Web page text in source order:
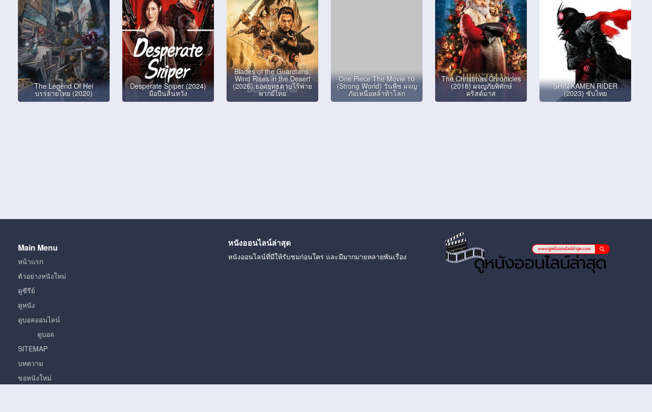
The Legend Of Hei
บรรยายไทย (2020)
Desperate Sniper (2024)
มือปืนสิ้นหวัง
Blades of the Guardians:
Wind Rises in the Desert
(2026) ยอดยุทธดาบไร้พ่าย
พากย์ไทย
One Piece The Movie 10
(Strong World) วันพีช ผจญ
ภัยเหนือหล้าท้าโลก
The Christmas Chronicles
(2018) ผจญภัยพิทักษ์
คริสต์มาส
SHIN KAMEN RIDER
(2023) ซับไทย
Main Menu
หน้าแรก
ตัวอย่างหนังใหม่
ดูซีรีย์
ดูหนัง
ดูบอลออนไลน์
ดูบอล
SITEMAP
บทความ
ขอหนังใหม่
หนังออนไลน์ล่าสุด
หนังออนไลน์ที่มีให้รับชมก่อนใคร และมีมากมายหลายพันเรื่อง